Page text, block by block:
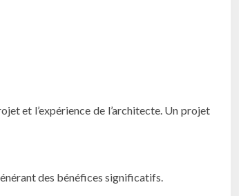
et l’expérience de l’architecte. Un projet
des bénéfices significatifs.